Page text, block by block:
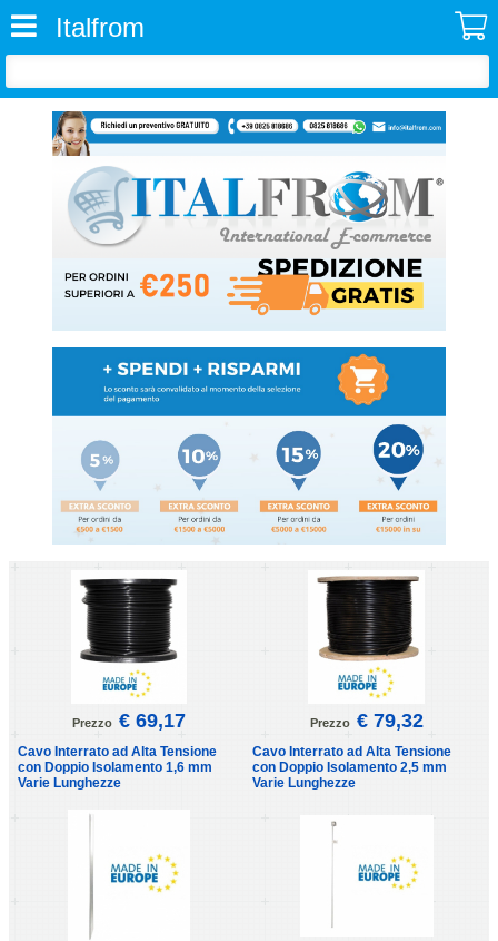
Italfrom
Prezzo € 69,17
Cavo Interrato ad Alta Tensione
con Doppio Isolamento 1,6 mm
Varie Lunghezze
Prezzo € 79,32
Cavo Interrato ad Alta Tensione
con Doppio Isolamento 2,5 mm
Varie Lunghezze